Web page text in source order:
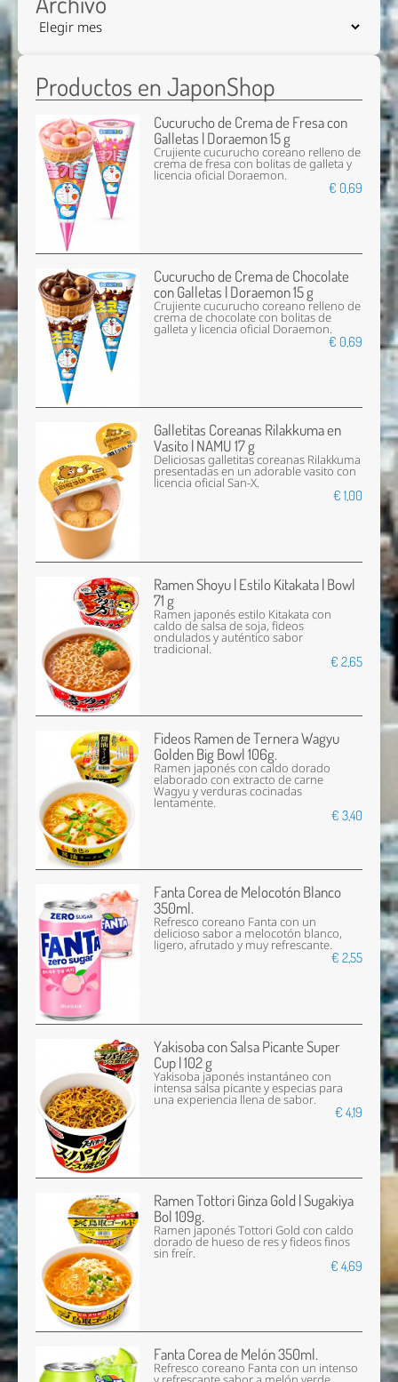
Productos en JaponShop
Cucurucho de Crema de Fresa con
Galletas | Doraemon 15 g
Crujiente cucurucho coreano relleno de
crema de fresa con bolitas de galleta y
licencia oficial Doraemon.
€ 0,69
Cucurucho de Crema de Chocolate
con Galletas | Doraemon 15 g
Crujiente cucurucho coreano relleno de
crema de chocolate con bolitas de
galleta y licencia oficial Doraemon.
€ 0,69
Galletitas Coreanas Rilakkuma en
Vasito | NAMU 17 g
Deliciosas galletitas coreanas Rilakkuma
presentadas en un adorable vasito con
licencia oficial San-X.
€ 1,00
Ramen Shoyu | Estilo Kitakata | Bowl
71 g
Ramen japonés estilo Kitakata con
caldo de salsa de soja, fideos
ondulados y auténtico sabor
tradicional.
€ 2,65
Fideos Ramen de Ternera Wagyu
Golden Big Bowl 106g.
Ramen japonés con caldo dorado
elaborado con extracto de carne
Wagyu y verduras cocinadas
lentamente.
€ 3,40
Fanta Corea de Melocotón Blanco
350ml.
Refresco coreano Fanta con un
delicioso sabor a melocotón blanco,
ligero, afrutado y muy refrescante.
€ 2,55
Yakisoba con Salsa Picante Super
Cup | 102 g
Yakisoba japonés instantáneo con
intensa salsa picante y especias para
una experiencia llena de sabor.
€ 4,19
Ramen Tottori Ginza Gold | Sugakiya
Bol 109g.
Ramen japonés Tottori Gold con caldo
dorado de hueso de res y fideos finos
sin freír.
€ 4,69
Fanta Corea de Melón 350ml.
Refresco coreano Fanta con un intenso